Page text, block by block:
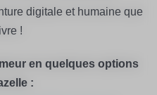
digitale et humaine que
!
en quelques options
: